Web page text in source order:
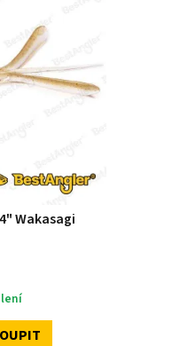
Wakasagi